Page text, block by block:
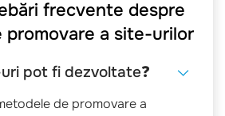
frecvente despre
promovare a site-urilor
pot fi dezvoltate❓
de promovare a